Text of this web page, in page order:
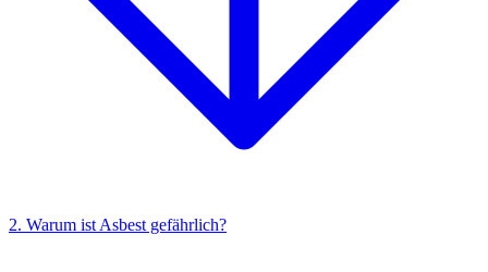
2. Warum ist Asbest gefährlich?